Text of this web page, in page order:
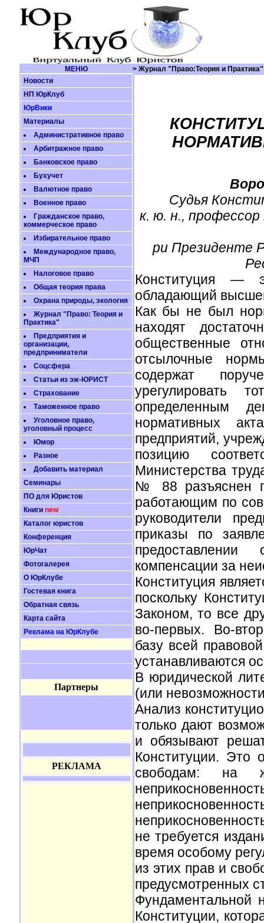
МЕНЮ
> Журнал "Право:Теория и Практика"
Новости
НП ЮрКлуб
ЮрВики
Материалы
Административное право
Арбитражное право
Банковское право
Бухучет
Валютное право
Военное право
Гражданское право,
коммерческое право
Избирательное право
Международное право,
МЧП
Налоговое право
Общая теория права
Охрана природы, экология
Журнал "Право: Теория и
Практика"
Предприятия и
организации,
предприниматели
Соцсфера
Статьи из эж-ЮРИСТ
Страхование
Таможенное право
Уголовное право,
уголовный процесс
Юмор
Разное
Добавить материал
Семинары
ПО для Юристов
Книги new
Каталог юристов
Конференция
ЮрЧат
Фотогалерея
О ЮрКлубе
Гостевая книга
Обратная связь
Карта сайта
Реклама на ЮрКлубе
Партнеры
РЕКЛАМА
Судья
к. ю. н.,
ри Президенте
Конституция —
обладающий
Как бы не был
находят
общественные
отсылочные
содержат
урегулировать
определенным
нормативных
предприятий,
позицию
Министерства
№ 88 разъяснен
работающим по
руководители
приказы по
компенсации за
Конституция
поскольку
Законом, то все
во-первых. Во-
базу всей
устанавливаются
В юридической
(или
Анализ
только дают
и обязывают
Конституции. Это
свободам: на
не требуется
время особому
из этих прав и
предусмотренных
Фундаментальной
Конституции,